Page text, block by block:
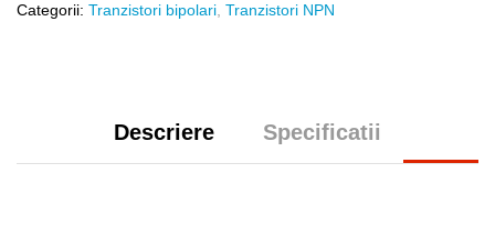
Categorii: Tranzistori bipolari Tranzistori NPN
Descriere Specificatii